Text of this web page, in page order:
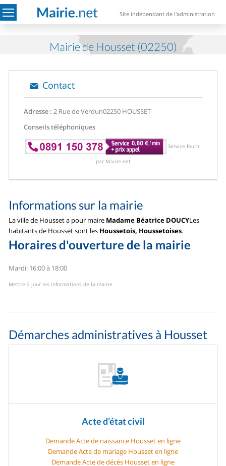
Site indépendant de l'administration
Mairie de Housset (02250)
Contact
Adresse : 2 Rue de Verdun02250 HOUSSET
Conseils téléphoniques
Service fourni
par Mairie.net
Informations sur la mairie
La ville de Housset a pour maire Madame Béatrice DOUCYLes
habitants de Housset sont les Houssetois, Houssetoises.
Horaires d'ouverture de la mairie
Mardi: 16:00 à 18:00
Mettre à jour les informations de la mairie
Démarches administratives à Housset
Acte d’état civil
Demande Acte de naissance Housset en ligne
Demande Acte de mariage Housset en ligne
Demande Acte de décès Housset en ligne